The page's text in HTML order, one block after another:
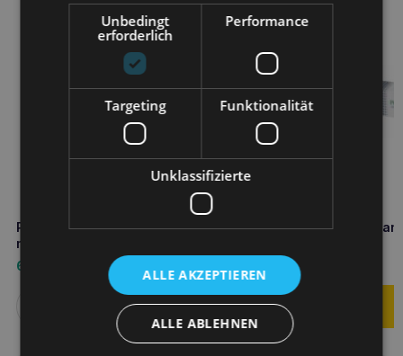
PROTEXIN Pro-Kolin
magensaftresistent 30x4g
62,50
Weiterlesen
PROTEXIN Pro-Kolin
Unbedingt
erforderlich
Performance
Targeting Funktionalität
Unklassifizierte
ALLE AKZEPTIEREN
ALLE ABLEHNEN